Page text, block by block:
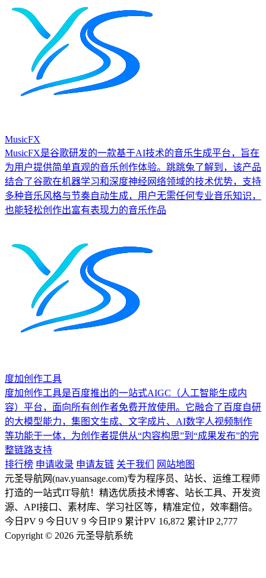
MusicFX
MusicFX是谷歌研发的一款基于AI技术的音乐生成平台，旨在
为用户提供简单直观的音乐创作体验。跳跳兔了解到，该产品
结合了谷歌在机器学习和深度神经网络领域的技术优势，支持
多种音乐风格与节奏自动生成，用户无需任何专业音乐知识，
也能轻松创作出富有表现力的音乐作品
度加创作工具
度加创作工具是百度推出的一站式AIGC（人工智能生成内
容）平台，面向所有创作者免费开放使用。它融合了百度自研
的大模型能力，集图文生成、文字成片、AI数字人视频制作
等功能于一体，为创作者提供从“内容构思”到“成果发布”的完
整链路支持
排行榜 申请收录 申请友链 关于我们
网站地图
元圣导航网(nav.yuansage.com)专为程序员、站长、运维工程师
打造的一站式IT导航！精选优质技术博客、站长工具、开发资
源、API接口、素材库、学习社区等，精准定位，效率翻倍。
今日PV 9 今日UV 9 今日IP9 累计PV 16,872 累计IP 2,777
Copyright © 2026 元圣导航系统